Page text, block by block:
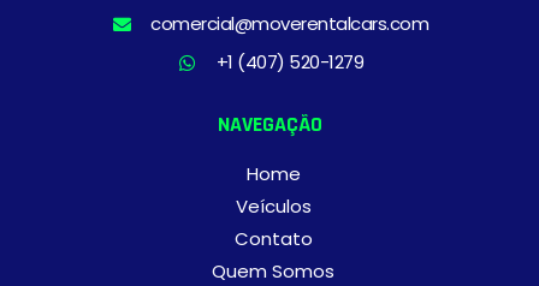
comercial@moverentalcars.com
+1 (407) 520-1279
NAVEGAÇÃO
Home
Veículos
Contato
Quem Somos